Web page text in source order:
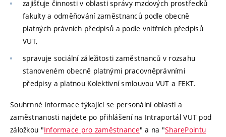
zajišťuje činnosti v oblasti správy mzdových prostředků
fakulty a odměňování zaměstnanců podle obecně
platných právních předpisů a podle vnitřních předpisů
VUT,
spravuje sociální záležitosti zaměstnanců v rozsahu
stanoveném obecně platnými pracovněprávními
předpisy a platnou Kolektivní smlouvou VUT a FEKT.
Souhrnné informace týkající se personální oblasti a
zaměstnanosti najdete po přihlášení na Intraportál VUT pod
záložkou "Informace pro zaměstnance" a na "SharePointu